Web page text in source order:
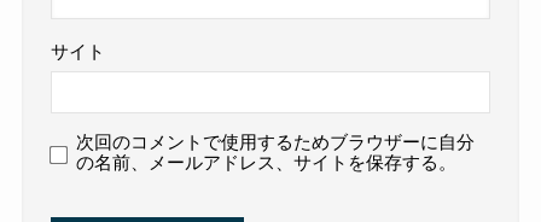
サイト
次回のコメントで使用するためブラウザーに自分
の名前、メールアドレス、サイトを保存する。